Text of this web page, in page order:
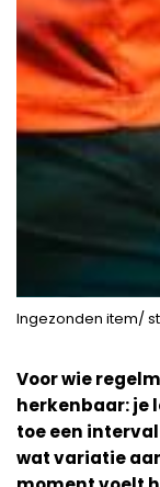
Ingezonden item/
Voor wie
herkenbaar: je
toe een
wat variatie